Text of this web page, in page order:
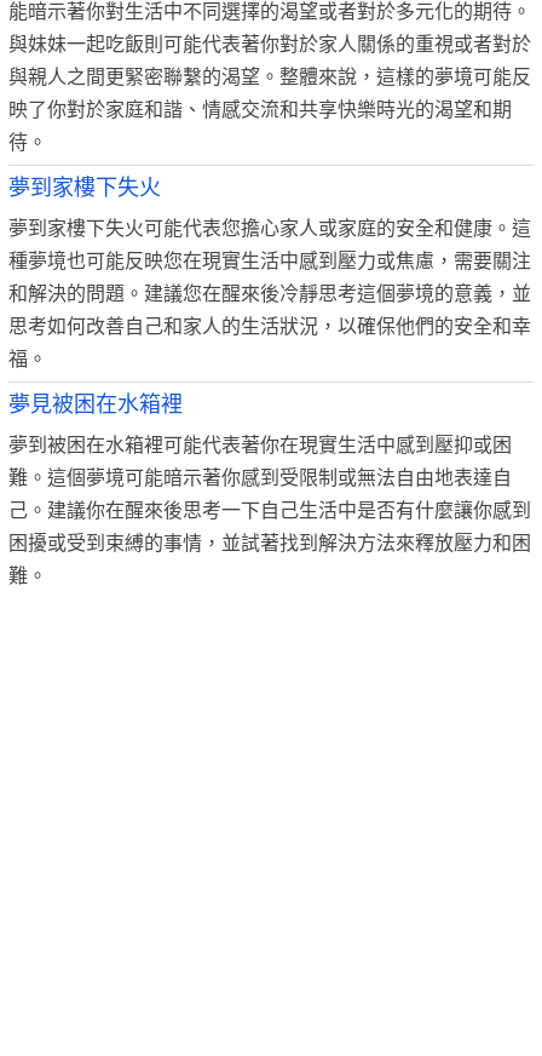
能暗示著你對生活中不同選擇的渴望或者對於多元化的期待。
與妹妹一起吃飯則可能代表著你對於家人關係的重視或者對於
與親人之間更緊密聯繫的渴望。整體來說，這樣的夢境可能反
映了你對於家庭和諧、情感交流和共享快樂時光的渴望和期
待。
夢到家樓下失火
夢到家樓下失火可能代表您擔心家人或家庭的安全和健康。這
種夢境也可能反映您在現實生活中感到壓力或焦慮，需要關注
和解決的問題。建議您在醒來後冷靜思考這個夢境的意義，並
思考如何改善自己和家人的生活狀況，以確保他們的安全和幸
福。
夢見被困在水箱裡
夢到被困在水箱裡可能代表著你在現實生活中感到壓抑或困
難。這個夢境可能暗示著你感到受限制或無法自由地表達自
己。建議你在醒來後思考一下自己生活中是否有什麼讓你感到
困擾或受到束縛的事情，並試著找到解決方法來釋放壓力和困
難。